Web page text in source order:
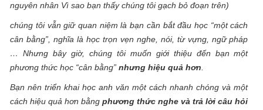
nguyên nhân Vì sao bạn thấy chúng tôi gạch bỏ đoạn trên)
chúng tôi vẫn giữ quan niệm là bạn cần bắt đầu học “một cách
cân bằng”, nghĩa là học trọn vẹn nghe, nói, từ vựng, ngữ pháp
… Nhưng bây giờ, chúng tôi muốn giới thiệu đến bạn một
phương thức học “cân bằng”nhưng hiệu quả hơn
Bạn nên triển khai học anh văn một cách nhanh chóng và một
cách hiệu quả hơn bằngphương thức nghe và trả lời câu hỏi